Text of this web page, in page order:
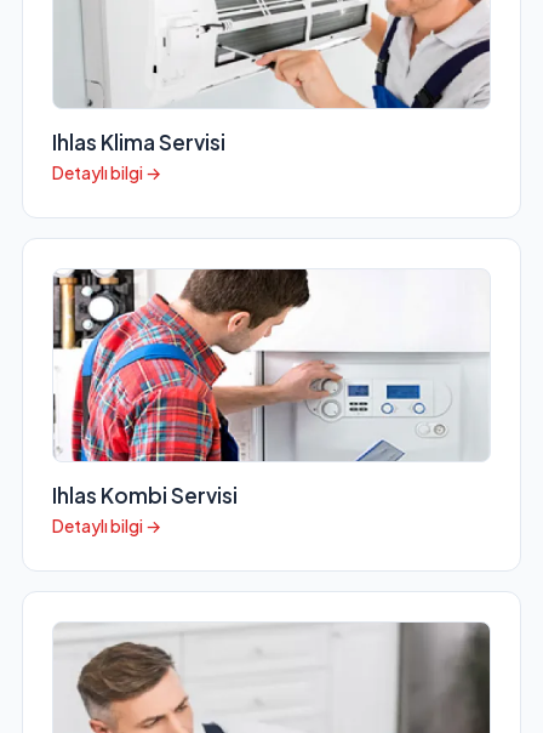
Ihlas Klima Servisi
Detaylı bilgi →
Ihlas Kombi Servisi
Detaylı bilgi →